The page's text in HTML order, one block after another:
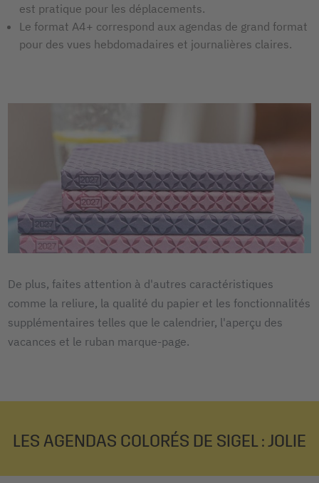
est pratique pour les déplacements.
Le format A4+ correspond aux agendas de grand format
pour des vues hebdomadaires et journalières claires.
De plus, faites attention à d'autres caractéristiques
comme la reliure, la qualité du papier et les fonctionnalités
supplémentaires telles que le calendrier, l'aperçu des
vacances et le ruban marque-page.
LES AGENDAS COLORÉS DE SIGEL : JOLIE